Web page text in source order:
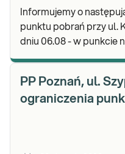
Informujemy o
punktu pobrań przy ul. Kościuszki 12a w Toruniu: w
dniu 06.08 - w punkcie
PP Poznań, ul.
ograniczenia